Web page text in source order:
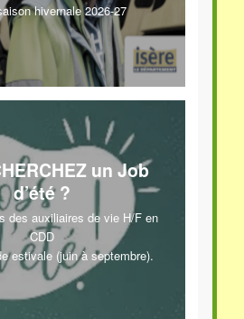
hivernale 2026-27
un Job
d’été ?
des auxiliaires de vie H/F en
CDD
estivale (juin à septembre).